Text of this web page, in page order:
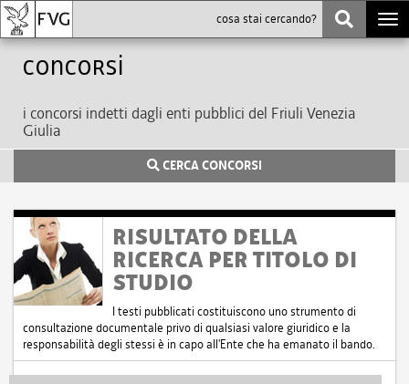
Concorsi
i concorsi indetti dagli enti pubblici del Friuli Venezia
Giulia
CERCA CONCORSI
RISULTATO DELLA
RICERCA PER TITOLO DI
STUDIO
I testi pubblicati costituiscono uno strumento di
consultazione documentale privo di qualsiasi valore giuridico e la
responsabilità degli stessi è in capo all'Ente che ha emanato il bando.